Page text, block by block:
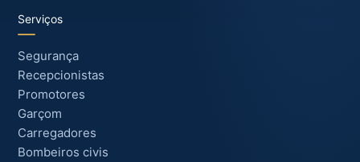
Serviços
Segurança
Recepcionistas
Promotores
Garçom
Carregadores
Bombeiros civis